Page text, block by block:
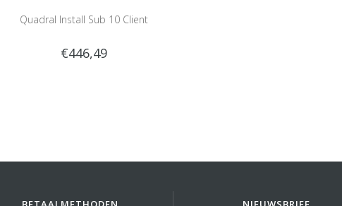
Quadral Install Sub 10 Client
€446,49